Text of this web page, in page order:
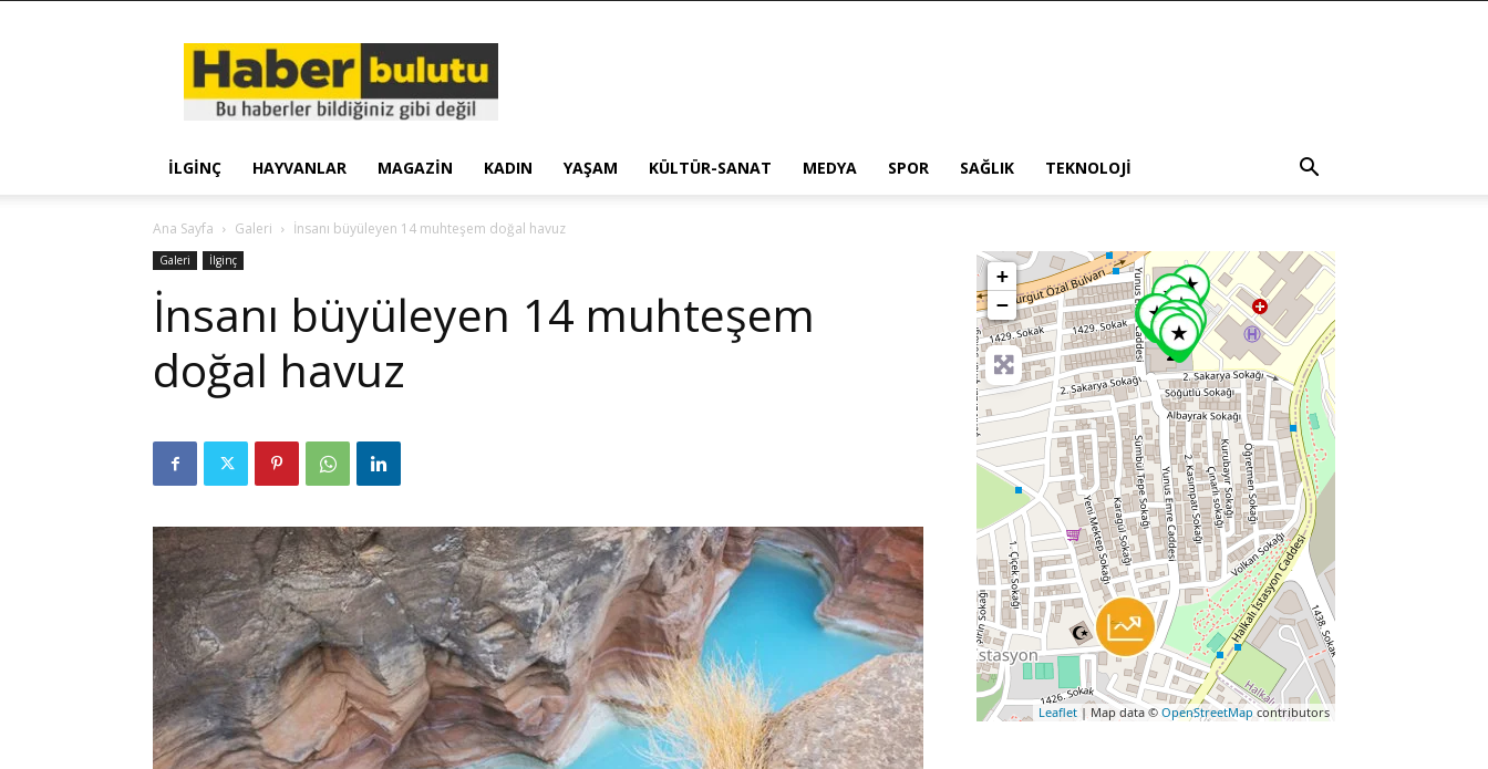
Haber
Bulutu
İLGINÇ HAYVANLAR MAGAZIN KADIN YAŞAM KÜLTÜR-SANAT MEDYA SPOR SAĞLIK TEKNOLOJI
Ana Sayfa Galeri İnsanı büyüleyen 14 muhteşem doğal havuz
Galeri İlginç
İnsanı büyüleyen 14 muhteşem
doğal havuz
+
−
Leaflet | Map data © OpenStreetMap contributors